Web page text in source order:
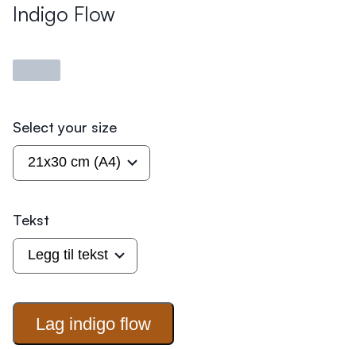
Indigo Flow
Select your size
Tekst
Lag indigo flow